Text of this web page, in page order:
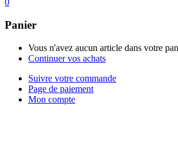
0
Panier
Vous n'avez aucun article dans votre
Continuer vos achats
Suivre votre commande
Page de paiement
Mon compte